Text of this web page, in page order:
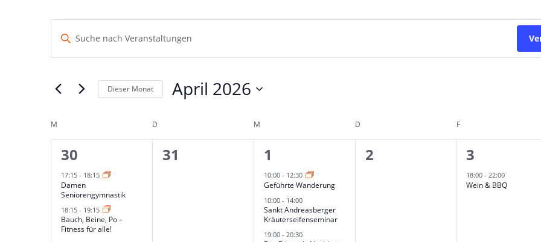
Veranstaltungen
Veranstaltungen
Suche
und
Ansichten,
Navigation
Bitte
Suche
Veranstaltungen
Schlüsselwort.
Dieser Monat April 2026
Kalender
von
Veranstaltungen
M D M D F
2
Veranstaltungen,
30
17:15 - 18:15
Damen
Seniorengymnastik
18:15 - 19:15
Bauch, Beine, Po –
Fitness für alle!
0
Veranstaltungen,
31
3
Veranstaltungen,
1
10:00 - 12:30
Geführte Wanderung
10:00 - 14:00
Sankt Andreasberger
Kräuterseifenseminar
19:00 - 20:30
0
Veranstaltungen,
2
1
3
18:00-22:00
Wein & BBQ